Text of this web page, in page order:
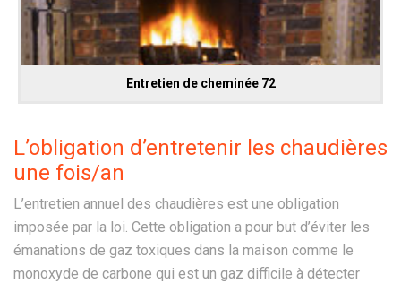
Entretien de cheminée 72
L’obligation d’entretenir les chaudières
une fois/an
L’entretien annuel des chaudières est une obligation
imposée par la loi. Cette obligation a pour but d’éviter les
émanations de gaz toxiques dans la maison comme le
monoxyde de carbone qui est un gaz difficile à détecter